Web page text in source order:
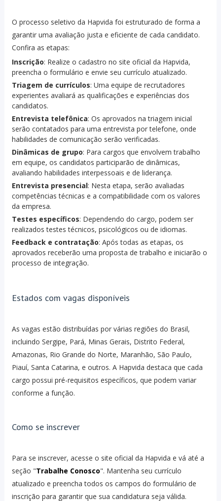
O processo seletivo da Hapvida foi estruturado de forma a
garantir uma avaliação justa e eficiente de cada candidato.
Confira as etapas:
Inscrição: Realize o cadastro no site oficial da Hapvida,
preencha o formulário e envie seu currículo atualizado.
Triagem de currículos: Uma equipe de recrutadores
experientes avaliará as qualificações e experiências dos
candidatos.
Entrevista telefônica: Os aprovados na triagem inicial
serão contatados para uma entrevista por telefone, onde
habilidades de comunicação serão verificadas.
Dinâmicas de grupo: Para cargos que envolvem trabalho
em equipe, os candidatos participarão de dinâmicas,
avaliando habilidades interpessoais e de liderança.
Entrevista presencial: Nesta etapa, serão avaliadas
competências técnicas e a compatibilidade com os valores
da empresa.
Testes específicos: Dependendo do cargo, podem ser
realizados testes técnicos, psicológicos ou de idiomas.
Feedback e contratação: Após todas as etapas, os
aprovados receberão uma proposta de trabalho e iniciarão o
processo de integração.
Estados com vagas disponíveis
As vagas estão distribuídas por várias regiões do Brasil,
incluindo Sergipe, Pará, Minas Gerais, Distrito Federal,
Amazonas, Rio Grande do Norte, Maranhão, São Paulo,
Piauí, Santa Catarina, e outros. A Hapvida destaca que cada
cargo possui pré-requisitos específicos, que podem variar
conforme a função.
Como se inscrever
Para se inscrever, acesse o site oficial da Hapvida e vá até a
seção "Trabalhe Conosco". Mantenha seu currículo
atualizado e preencha todos os campos do formulário de
inscrição para garantir que sua candidatura seja válida.